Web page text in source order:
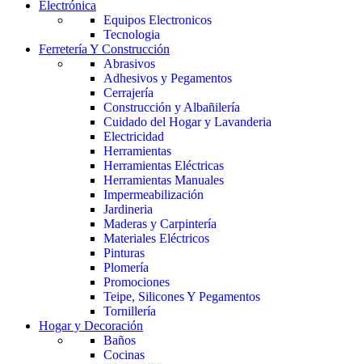
Electrónica
Equipos Electronicos
Tecnologia
Ferretería Y Construcción
Abrasivos
Adhesivos y Pegamentos
Cerrajería
Construcción y Albañilería
Cuidado del Hogar y Lavanderia
Electricidad
Herramientas
Herramientas Eléctricas
Herramientas Manuales
Impermeabilización
Jardineria
Maderas y Carpintería
Materiales Eléctricos
Pinturas
Plomería
Promociones
Teipe, Silicones Y Pegamentos
Tornillería
Hogar y Decoración
Baños
Cocinas